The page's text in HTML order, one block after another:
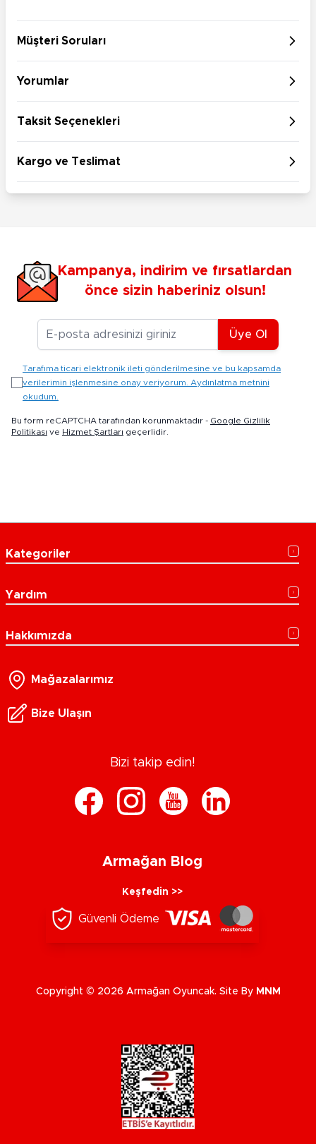
Müşteri Soruları
Yorumlar
Taksit Seçenekleri
Kargo ve Teslimat
Kampanya, indirim ve fırsatlardan
önce sizin haberiniz olsun!
E-posta Adresiniz
Üye Ol
Tarafıma ticari elektronik ileti gönderilmesine ve bu kapsamda
verilerimin işlenmesine onay veriyorum. Aydınlatma metnini
okudum.
Bu form reCAPTCHA tarafından korunmaktadır - Google Gizlilik
Politikası ve Hizmet Şartları geçerlidir.
Kategoriler
Yardım
Hakkımızda
Mağazalarımız
Bize Ulaşın
Bizi takip edin!
Armağan Blog
Keşfedin >>
Güvenli Ödeme
Copyright © 2026 Armağan Oyuncak. Site By MNM